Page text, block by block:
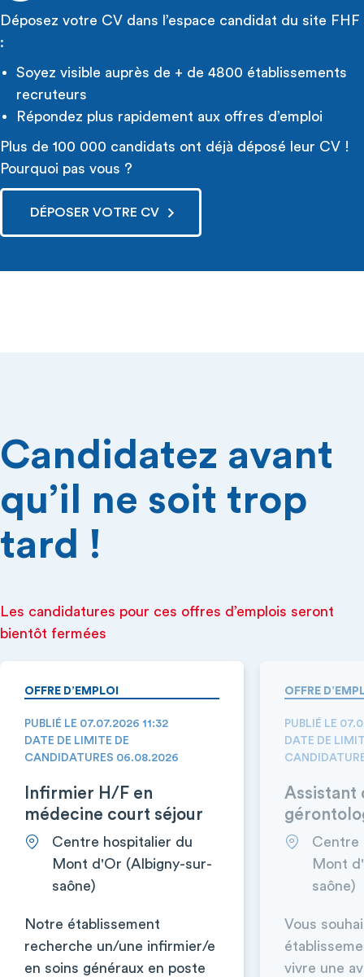
Déposez votre CV dans l’espace candidat du site FHF
:
Soyez visible auprès de + de 4800 établissements
recruteurs
Répondez plus rapidement aux offres d’emploi
Plus de 100 000 candidats ont déjà déposé leur CV !
Pourquoi pas vous ?
DÉPOSER VOTRE CV
Candidatez avant
qu’il ne soit trop
tard !
Les candidatures pour ces offres d’emplois seront
bientôt fermées
OFFRE D’EMPLOI
PUBLIÉ LE 07.07.2026 11:32
DATE DE LIMITE DE
CANDIDATURES 06.08.2026
Infirmier H/F en
médecine court séjour
Centre hospitalier du
Mont d'Or (Albigny-sur-
saône)
Notre établissement
recherche un/une infirmier/e
en soins généraux en poste
OFFRE
PUBLIÉ LE
DATE DE
Assistant
Centre
Mont
saône)
Vous
vivre une